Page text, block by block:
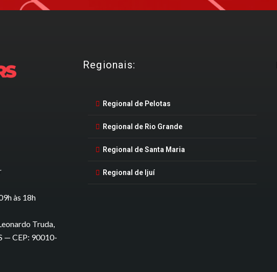
às 18h
Truda,
— CEP: 90010-
Regionais:
Regional de Pelotas
Regional de Rio Grande
Regional de Santa Maria
Regional de Ijuí